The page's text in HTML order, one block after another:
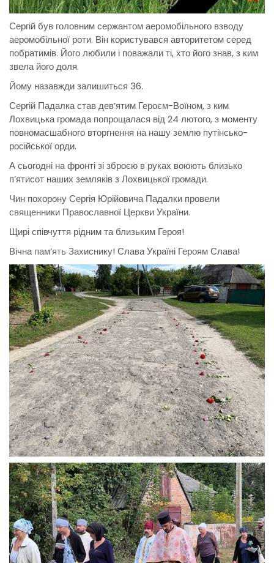
Сергій був головним сержантом аеромобільного взводу
аеромобільної роти. Він користувався авторитетом серед
побратимів. Його любили і поважали ті, хто його знав, з ким
звела його доля.
Йому назавжди залишиться 36.
Сергій Падалка став дев’ятим Героєм-Воїном, з ким
Лохвицька громада попрощалася від 24 лютого, з моменту
повномасшабного вторгнення на нашу землю путінсько-
російської орди.
А сьогодні на фронті зі зброєю в руках воюють близько
п’ятисот наших земляків з Лохвицької громади.
Чин похорону Сергія Юрійовича Падалки провели
священники Православної Церкви України.
Щирі співчуття рідним та близьким Героя!
Вічна пам’ять Захиснику! Слава Україні Героям Слава!